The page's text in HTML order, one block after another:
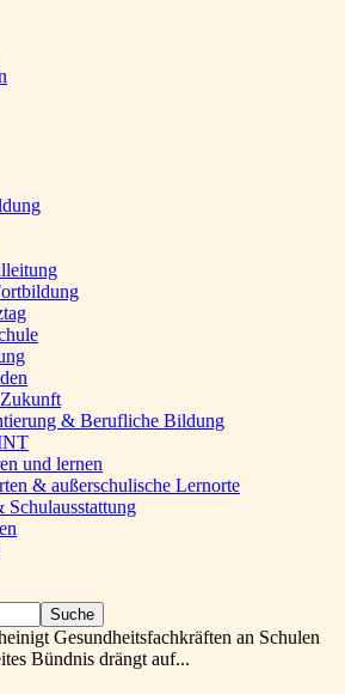
& Berufliche Bildung
und lernen
& außerschulische Lernorte
Schulausstattung
Gesundheitsfachkräften an Schulen
Bündnis drängt auf...